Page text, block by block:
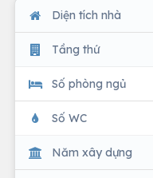
Diện tích nhà
Tầng thứ
Số phòng ngủ
Số WC
Năm xây dựng